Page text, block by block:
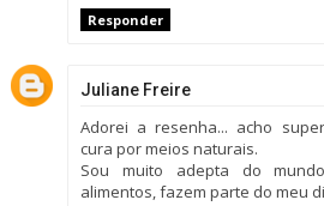
Responder
Juliane Freire
Adorei a resenha... acho
cura por meios naturais.
Sou muito adepta do
alimentos, fazem parte do meu